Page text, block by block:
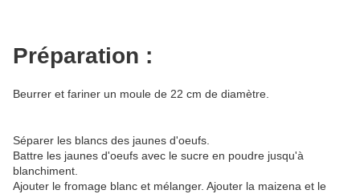
Préparation :
Beurrer et fariner un moule de 22 cm de diamètre.
Séparer les blancs des jaunes d'oeufs.
Battre les jaunes d'oeufs avec le sucre en poudre jusqu'à
blanchiment.
Ajouter le fromage blanc et mélanger. Ajouter la maizena et le